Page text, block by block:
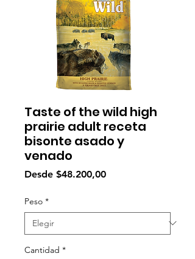
Taste of the wild high
prairie adult receta
bisonte asado y
venado
Desde $48.200,00Precio
Peso *
Cantidad *